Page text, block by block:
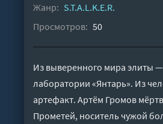
Жанр: S.T.A.L.K.E.R.
Просмотров: 50
Из выверенного мира элиты
лаборатории «Янтарь». Из
артефакт. Артём Громов
Прометей, носитель чужой